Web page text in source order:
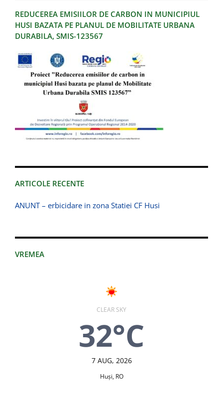
REDUCEREA EMISIILOR DE CARBON IN MUNICIPIUL
HUSI BAZATA PE PLANUL DE MOBILITATE URBANA
DURABILA, SMIS-123567
ARTICOLE RECENTE
ANUNT – erbicidare in zona Statiei CF Husi
VREMEA
CLEAR SKY
32°C
7 AUG, 2026
Huşi, RO